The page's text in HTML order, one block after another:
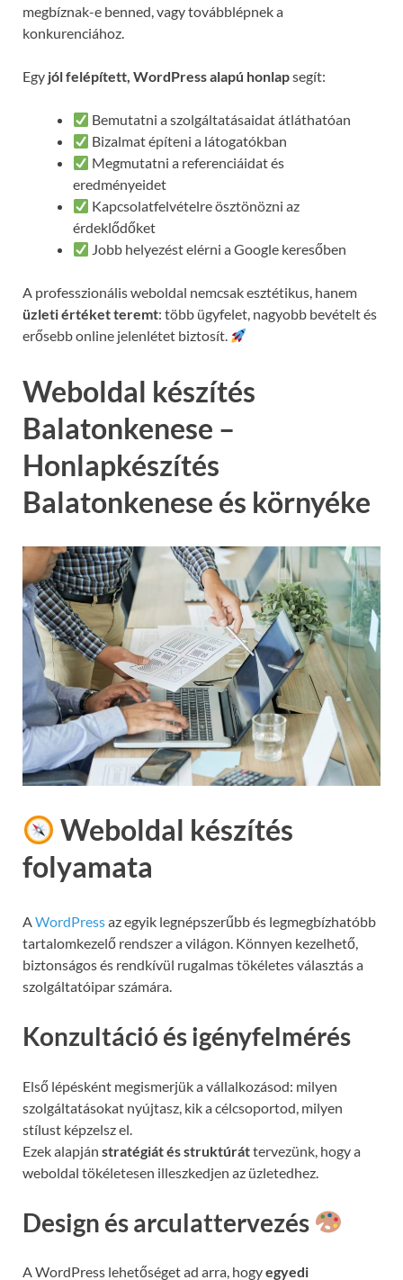
megbíznak-e benned, vagy továbblépnek a
konkurenciához.
Egy jól felépített, WordPress alapú honlapsegít:
Bemutatni a szolgáltatásaidat átláthatóan
Bizalmat építeni a látogatókban
Megmutatni a referenciáidat és
eredményeidet
Kapcsolatfelvételre ösztönözni az
érdeklődőket
Jobb helyezést elérni a Google keresőben
A professzionális weboldal nemcsak esztétikus, hanem
üzleti értéket teremt: több ügyfelet, nagyobb bevételt és
erősebb online jelenlétet biztosít.
Weboldal készítés
Balatonkenese –
Honlapkészítés
Balatonkenese és környéke
Weboldal készítés
folyamata
AWordPressaz egyik legnépszerűbb és legmegbízhatóbb
tartalomkezelő rendszer a világon. Könnyen kezelhető,
biztonságos és rendkívül rugalmas tökéletes választás a
szolgáltatóipar számára.
Konzultáció és igényfelmérés
Első lépésként megismerjük a vállalkozásod: milyen
szolgáltatásokat nyújtasz, kik a célcsoportod, milyen
stílust képzelsz el.
Ezek alapján stratégiát és struktúráttervezünk, hogy a
weboldal tökéletesen illeszkedjen az üzletedhez.
Design és arculattervezés
A WordPress lehetőséget ad arra, hogyegyedi